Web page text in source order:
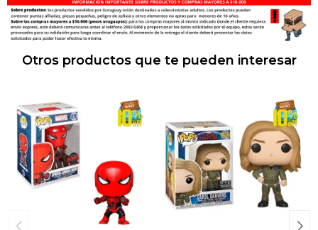
Otros productos que te pueden interesar